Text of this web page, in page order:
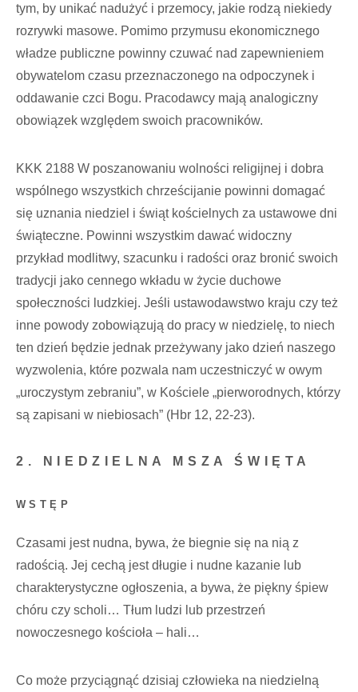
tym, by unikać nadużyć i przemocy, jakie rodzą niekiedy
rozrywki masowe. Pomimo przymusu ekonomicznego
władze publiczne powinny czuwać nad zapewnieniem
obywatelom czasu przeznaczonego na odpoczynek i
oddawanie czci Bogu. Pracodawcy mają analogiczny
obowiązek względem swoich pracowników.
KKK 2188 W poszanowaniu wolności religijnej i dobra
wspólnego wszystkich chrześcijanie powinni domagać
się uznania niedziel i świąt kościelnych za ustawowe dni
świąteczne. Powinni wszystkim dawać widoczny
przykład modlitwy, szacunku i radości oraz bronić swoich
tradycji jako cennego wkładu w życie duchowe
społeczności ludzkiej. Jeśli ustawodawstwo kraju czy też
inne powody zobowiązują do pracy w niedzielę, to niech
ten dzień będzie jednak przeżywany jako dzień naszego
wyzwolenia, które pozwala nam uczestniczyć w owym
„uroczystym zebraniu”, w Kościele „pierworodnych, którzy
są zapisani w niebiosach” (Hbr 12, 22-23).
2. NIEDZIELNA MSZA ŚWIĘTA
WSTĘP
Czasami jest nudna, bywa, że biegnie się na nią z
radością. Jej cechą jest długie i nudne kazanie lub
charakterystyczne ogłoszenia, a bywa, że piękny śpiew
chóru czy scholi… Tłum ludzi lub przestrzeń
nowoczesnego kościoła – hali…
Co może przyciągnąć dzisiaj człowieka na niedzielną